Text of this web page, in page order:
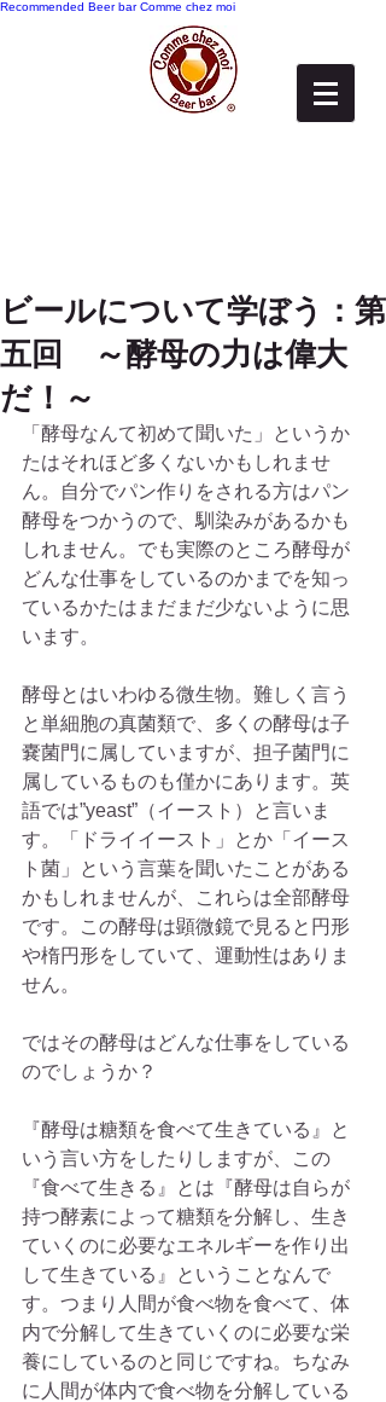
Recommended Beer bar Comme chez moi
ビールについて学ぼう：第
五回 ～酵母の力は偉大
だ！～
「酵母なんて初めて聞いた」というか
たはそれほど多くないかもしれませ
ん。自分でパン作りをされる方はパン
酵母をつかうので、馴染みがあるかも
しれません。でも実際のところ酵母が
どんな仕事をしているのかまでを知っ
ているかたはまだまだ少ないように思
います。
酵母とはいわゆる微生物。難しく言う
と単細胞の真菌類で、多くの酵母は子
嚢菌門に属していますが、担子菌門に
属しているものも僅かにあります。英
語では”yeast”（イースト）と言いま
す。「ドライイースト」とか「イース
ト菌」という言葉を聞いたことがある
かもしれませんが、これらは全部酵母
です。この酵母は顕微鏡で見ると円形
や楕円形をしていて、運動性はありま
せん。
ではその酵母はどんな仕事をしている
のでしょうか？
『酵母は糖類を食べて生きている』と
いう言い方をしたりしますが、この
『食べて生きる』とは『酵母は自らが
持つ酵素によって糖類を分解し、生き
ていくのに必要なエネルギーを作り出
して生きている』ということなんで
す。つまり人間が食べ物を食べて、体
内で分解して生きていくのに必要な栄
養にしているのと同じですね。ちなみ
に人間が体内で食べ物を分解している